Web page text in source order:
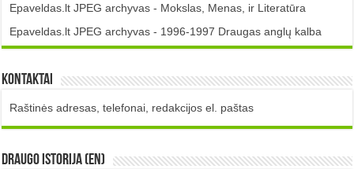
Epaveldas.lt JPEG archyvas - Mokslas, Menas, ir Literatūra
Epaveldas.lt JPEG archyvas - 1996-1997 Draugas anglų kalba
Kontaktai
Raštinės adresas, telefonai, redakcijos el. paštas
DRAUGO istorija (EN)